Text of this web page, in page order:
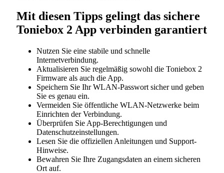
Mit diesen Tipps gelingt das sichere
Toniebox 2 App verbinden garantiert
Nutzen Sie eine stabile und schnelle
Internetverbindung.
Aktualisieren Sie regelmäßig sowohl die Toniebox 2
Firmware als auch die App.
Speichern Sie Ihr WLAN-Passwort sicher und geben
Sie es genau ein.
Vermeiden Sie öffentliche WLAN-Netzwerke beim
Einrichten der Verbindung.
Überprüfen Sie App-Berechtigungen und
Datenschutzeinstellungen.
Lesen Sie die offiziellen Anleitungen und Support-
Hinweise.
Bewahren Sie Ihre Zugangsdaten an einem sicheren
Ort auf.